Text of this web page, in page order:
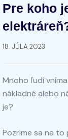
Pre koho
18. JÚLA 2023
Mnoho ľudí
nákladné alebo
je?
Pozrime sa na to